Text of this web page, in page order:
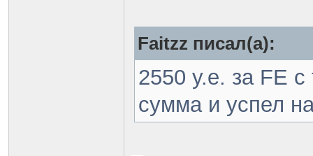
Faitzz писал(а):
2550 у.е. за FE
сумма и успел